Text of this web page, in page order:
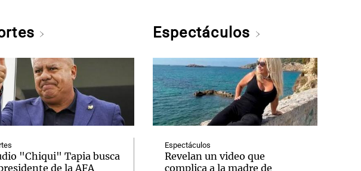
"Chiqui" Tapia busca
de la AFA
Espectáculos
Espectáculos
Revelan un video que
complica a la madre de